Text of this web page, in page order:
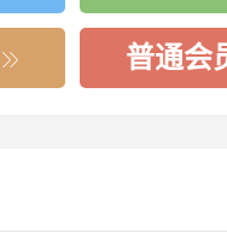
普通会